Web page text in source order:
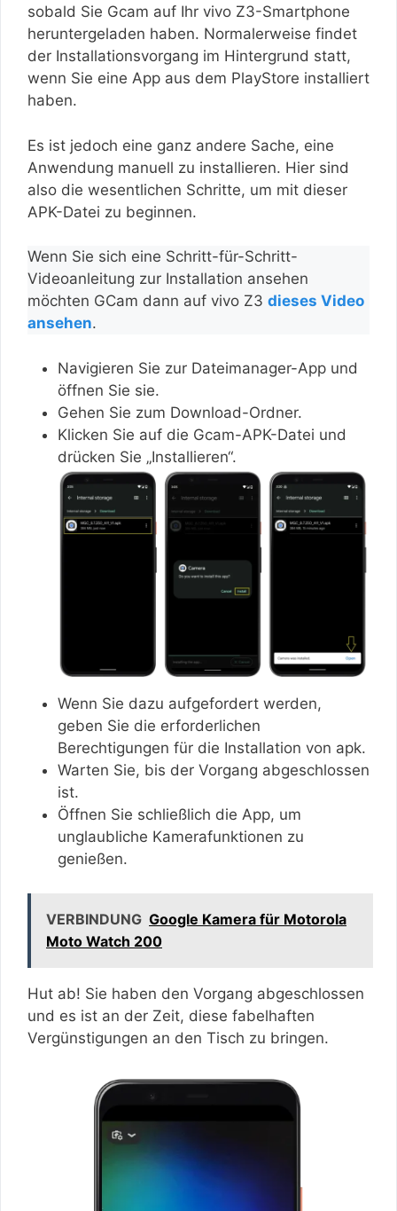
sobald Sie Gcam auf Ihr vivo Z3-Smartphone
heruntergeladen haben. Normalerweise findet
der Installationsvorgang im Hintergrund statt,
wenn Sie eine App aus dem PlayStore installiert
haben.
Es ist jedoch eine ganz andere Sache, eine
Anwendung manuell zu installieren. Hier sind
also die wesentlichen Schritte, um mit dieser
APK-Datei zu beginnen.
Wenn Sie sich eine Schritt-für-Schritt-
Videoanleitung zur Installation ansehen
möchten GCam dann auf vivo Z3 dieses Video
ansehen.
Navigieren Sie zur Dateimanager-App und
öffnen Sie sie.
Gehen Sie zum Download-Ordner.
Klicken Sie auf die Gcam-APK-Datei und
drücken Sie „Installieren“.
Wenn Sie dazu aufgefordert werden,
geben Sie die erforderlichen
Berechtigungen für die Installation von apk.
Warten Sie, bis der Vorgang abgeschlossen
ist.
Öffnen Sie schließlich die App, um
unglaubliche Kamerafunktionen zu
genießen.
VERBINDUNG Google Kamera für Motorola
Moto Watch 200
Hut ab! Sie haben den Vorgang abgeschlossen
und es ist an der Zeit, diese fabelhaften
Vergünstigungen an den Tisch zu bringen.